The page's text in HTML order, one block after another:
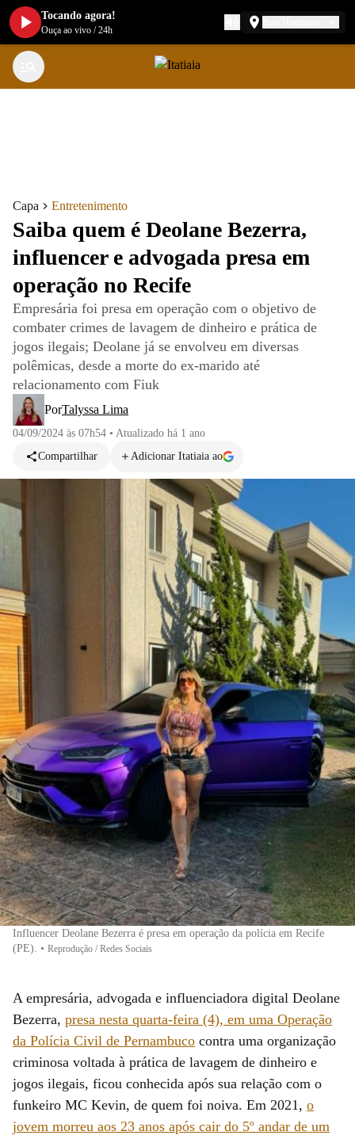
Capa Entretenimento
Saiba quem é Deolane Bezerra,
influencer e advogada presa em
operação no Recife
Empresária foi presa em operação com o objetivo de
combater crimes de lavagem de dinheiro e prática de
jogos ilegais; Deolane já se envolveu em diversas
polêmicas, desde a morte do ex-marido até
relacionamento com Fiuk
PorTalyssa Lima
04/09/2024 às 07h54 • Atualizado há 1 ano
Compartilhar
Adicionar Itatiaia ao
Influencer Deolane Bezerra é presa em operação da polícia em Recife
(PE). • Reprodução / Redes Sociais
A empresária, advogada e influenciadora digital Deolane
Bezerra, presa nesta quarta-feira (4), em uma Operação
da Polícia Civil de Pernambuco contra uma organização
criminosa voltada à prática de lavagem de dinheiro e
jogos ilegais, ficou conhecida após sua relação com o
funkeiro MC Kevin, de quem foi noiva. Em 2021, o
jovem morreu aos 23 anos após cair do 5º andar de um
Tocando agora!
Ouça ao vivo /24h